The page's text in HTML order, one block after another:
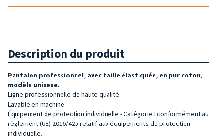
Description du produit
Pantalon professionnel, avec taille élastiquée, en pur coton,
modèle unisexe.
Ligne professionnelle de haute qualité.
Lavable en machine.
Équipement de protection individuelle - Catégorie I conformément au
règlement (UE) 2016/425 relatif aux équipements de protection
individuelle.